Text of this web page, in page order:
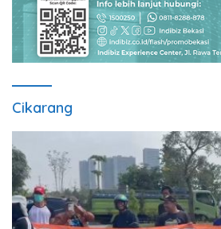
Cikarang